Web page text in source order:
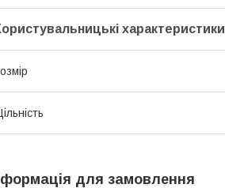
характеристики
для замовлення